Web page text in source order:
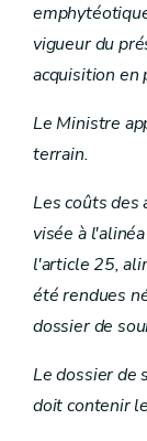
vigueur du
acquisition en
Le Ministre
terrain.
Les coûts des
visée à
l'article 25,
été rendues
dossier de
Le dossier de
doit contenir